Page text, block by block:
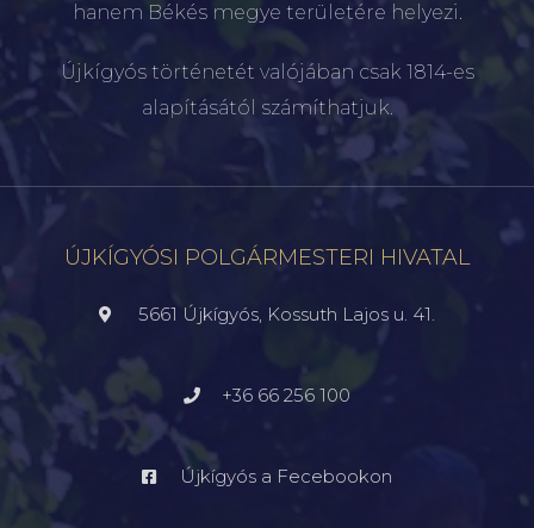
hanem Békés megye területére helyezi.
Újkígyós történetét valójában csak 1814-es
alapításától számíthatjuk.
ÚJKÍGYÓSI POLGÁRMESTERI HIVATAL
5661 Újkígyós, Kossuth Lajos u. 41.
+36 66 256 100
Újkígyós a Fecebookon